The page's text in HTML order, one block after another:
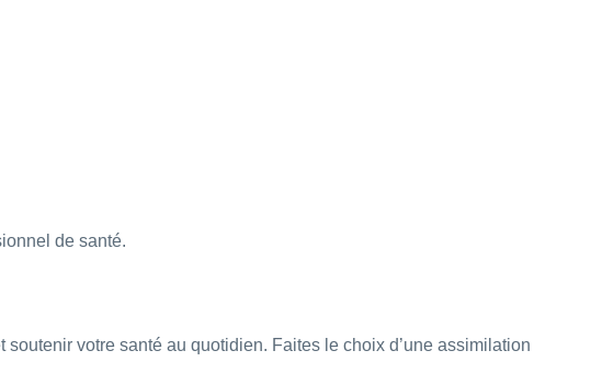
de santé.
votre santé au quotidien. Faites le choix d’une assimilation